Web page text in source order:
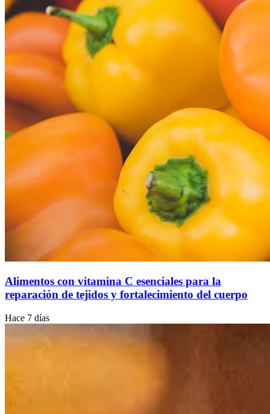
Alimentos con vitamina C esenciales para la
reparación de tejidos y fortalecimiento del cuerpo
Hace 7 días